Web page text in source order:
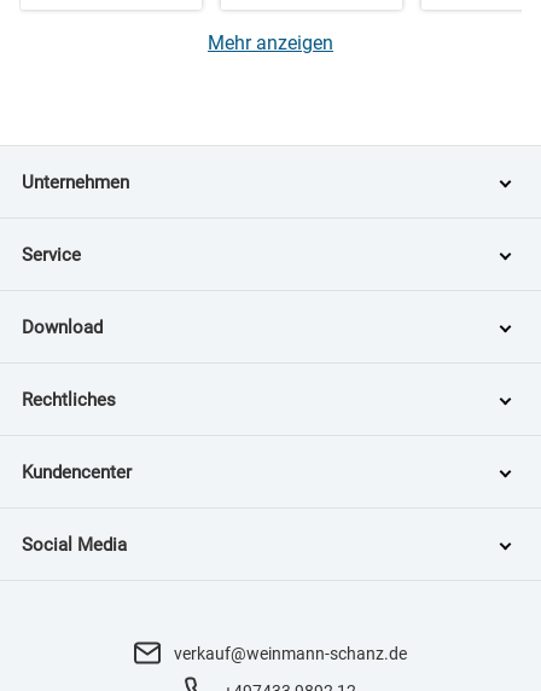
Mehr anzeigen
Unternehmen
Service
Download
Rechtliches
Kundencenter
Social Media
verkauf@weinmann-schanz.de